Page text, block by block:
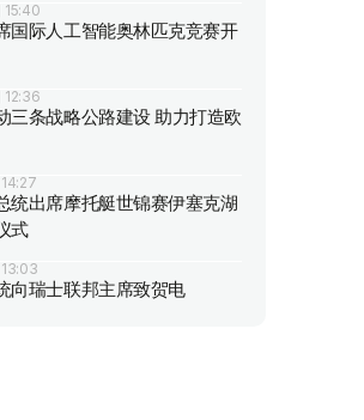
15:40
国际人工智能奥林匹克竞赛开
12:36
三条战略公路建设 助力打造欧
统出席摩托艇世锦赛伊塞克湖
式
向瑞士联邦主席致贺电